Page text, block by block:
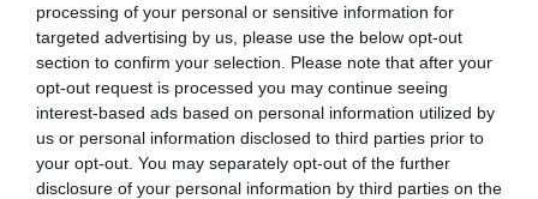
processing of your personal or sensitive information for
targeted advertising by us, please use the below opt-out
section to confirm your selection. Please note that after your
opt-out request is processed you may continue seeing
interest-based ads based on personal information utilized by
us or personal information disclosed to third parties prior to
your opt-out. You may separately opt-out of the further
disclosure of your personal information by third parties on the
Marcelo Gullo: “El trabajo de desmitificar la
historia, de poner la verdadera, de
desmontar la falsificación, es un trabajo
cristiano"
por Hispanidad